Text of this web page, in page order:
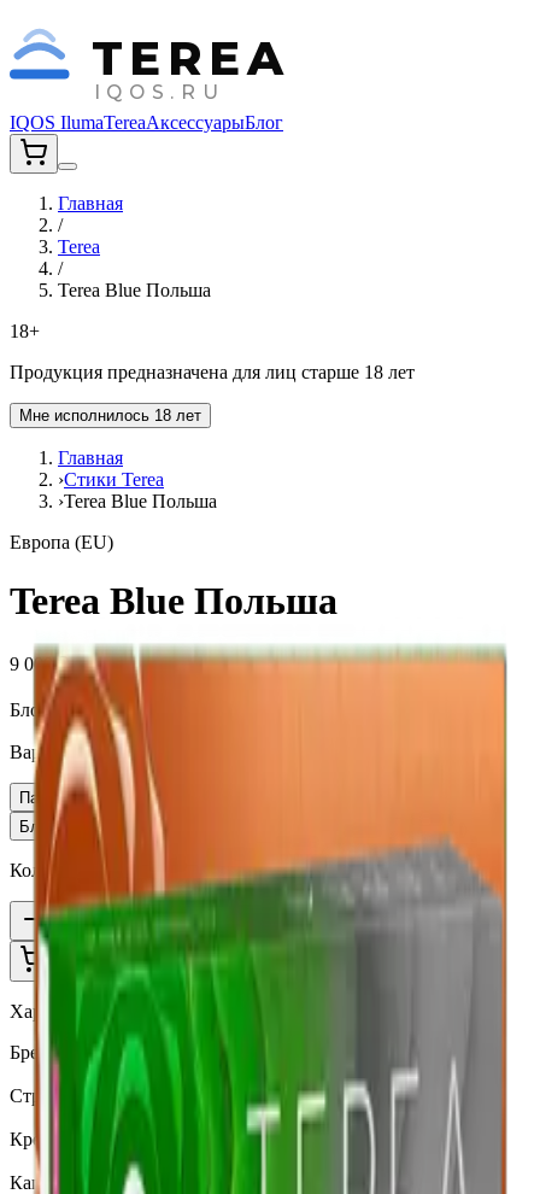
TEREA
IQOS.RU
IQOS IlumaTereaАксессуарыБлог
Главная
/
Terea
/
Terea Blue Польша
18+
Продукция предназначена для лиц старше 18 лет
Мне исполнилось 18 лет
Главная
›Стики Terea
›Terea Blue Польша
Европа (EU)
Terea Blue Польша
9 000 ₽
Блок (10 пачек):
Вариант
Пачка910 ₽
Блок × 10
9 000 ₽
Количество
1
В корзину —910 ₽
Характеристики
Бренд
Terea
Страна
Польша
Крепость
Средний
Капсула